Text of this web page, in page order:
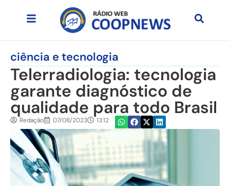
ciência e tecnologia
Telerradiologia: tecnologia
garante diagnóstico de
qualidade para todo Brasil
Redação 07/08/2023 13:12